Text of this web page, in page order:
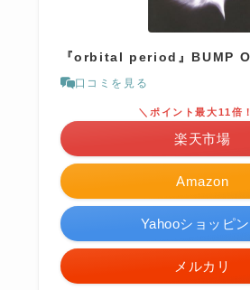
『orbital period』BUMP
口コミを見る
Amazon
＼ポイント最大11倍
楽天市場
Yahooショッピ
メルカリ